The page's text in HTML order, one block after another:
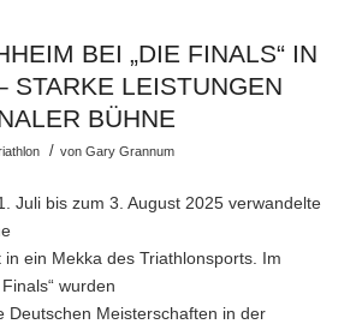
BEI „DIE FINALS“ IN
STARKE LEISTUNGEN
BÜHNE
/ von Gary Grannum
Juli bis zum 3. August 2025 verwandelte
ein Mekka des Triathlonsports. Im
wurden
Deutschen Meisterschaften in der